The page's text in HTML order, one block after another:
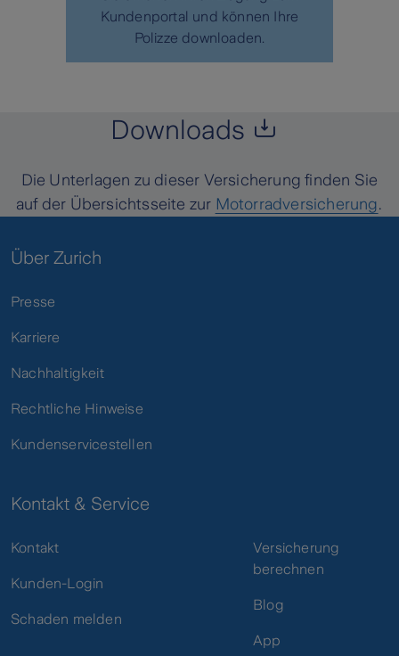
Kundenportal und können Ihre
Polizze downloaden.
Downloads
Die Unterlagen zu dieser Versicherung finden Sie
auf der Übersichtsseite zur Motorradversicherung.
Über Zurich
Presse
Karriere
Nachhaltigkeit
Rechtliche Hinweise
Kundenservicestellen
Kontakt & Service
Kontakt
Kunden-Login
Schaden melden
Versicherung
berechnen
Blog
App